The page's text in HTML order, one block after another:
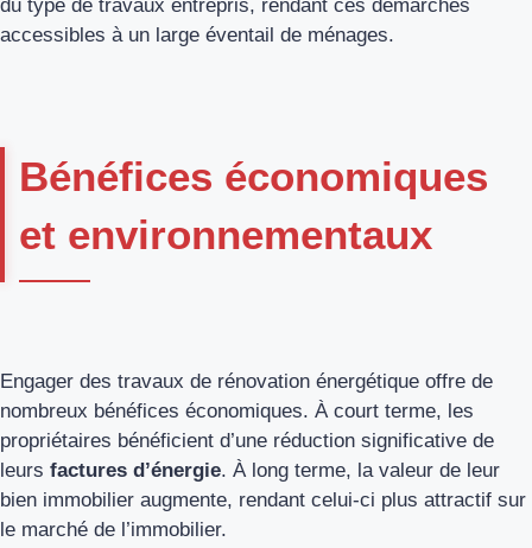
du type de travaux entrepris, rendant ces démarches
accessibles à un large éventail de ménages.
Bénéfices économiques
et environnementaux
Engager des travaux de rénovation énergétique offre de
nombreux bénéfices économiques. À court terme, les
propriétaires bénéficient d’une réduction significative de
leurs factures d’énergie. À long terme, la valeur de leur
bien immobilier augmente, rendant celui-ci plus attractif sur
le marché de l’immobilier.